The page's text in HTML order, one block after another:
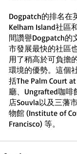
Dogpatch的排名在
Kelham Island社區
間讚譽Dogpatch的
市發展最快的社區
用了稍高於可負擔
環境的優勢。這個
括The Palm Court
廳、Ungrafted咖
店Souvla以及三藩
物館 (Institute of
Francisco) 等。